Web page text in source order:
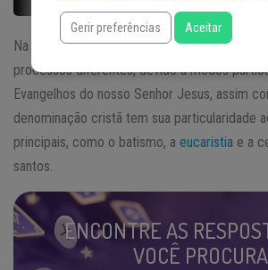
Na grande maioria das igrejas protestantes
processos diferentes, devido a modos
Evangelhos do nosso Senhor Jesus, assim
denominação cristã tem sua particularidade
principais, como o batismo, a eucaristia e a
santos.
ENCONTRE AS
VOCÊ PROCURA
Gerir preferências Aceitar